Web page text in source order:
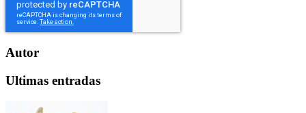
Autor
Ultimas entradas